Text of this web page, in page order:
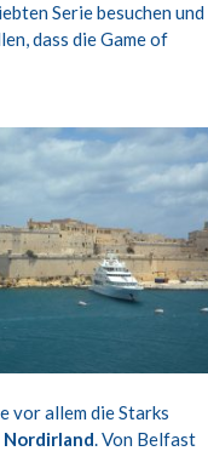
Serie besuchen und
dass die Game of
vor allem die Starks
Nordirland. Von Belfast